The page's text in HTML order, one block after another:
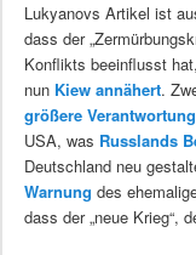
Lukyanovs Artikel ist
dass der
Konflikts beeinflusst
nun Kiew annähert.
größere Verantwortung
USA, was Russlands
Deutschland neu
Warnung des
dass der „neue Krieg“,